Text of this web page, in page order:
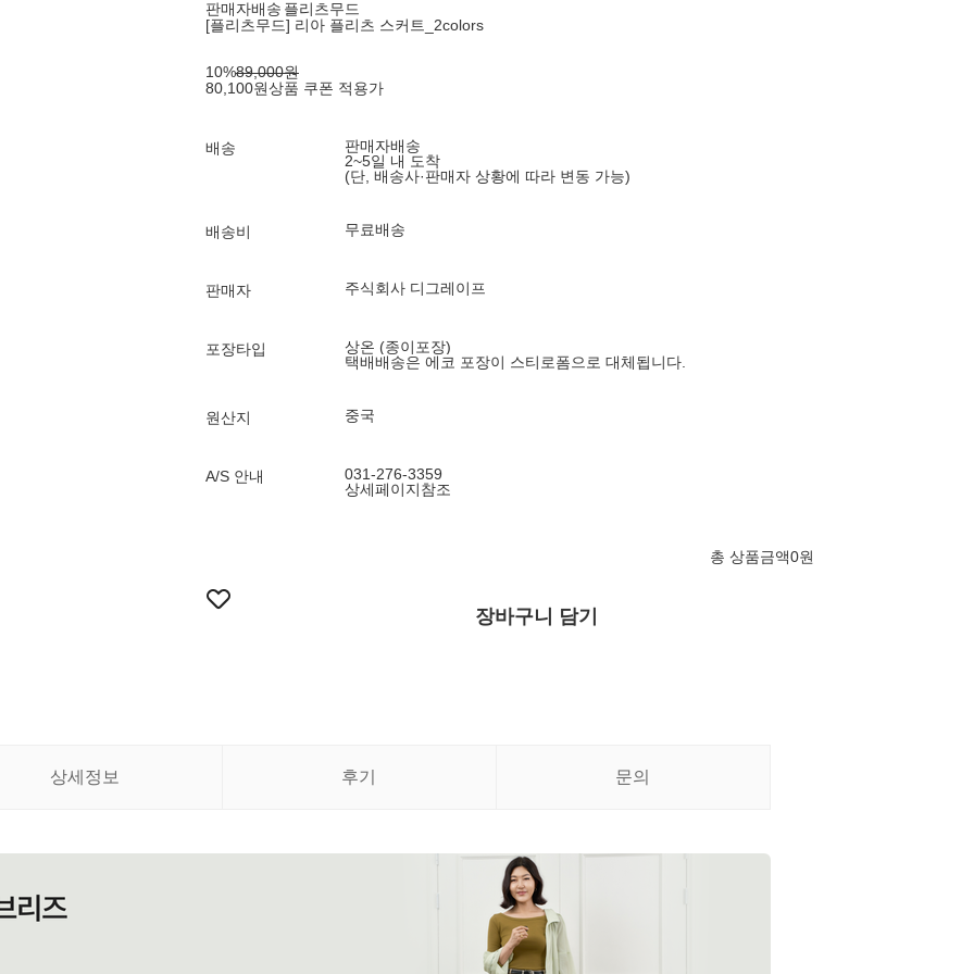
판매자배송 플리츠무드
[플리츠무드] 리아 플리츠 스커트_2colors
10%89,000원
80,100원상품 쿠폰 적용가
배송
판매자배송
2~5일 내 도착
(단, 배송사·판매자 상황에 따라 변동 가능)
배송비 무료배송
판매자 주식회사 디그레이프
포장타입
상온 (종이포장)
택배배송은 에코 포장이 스티로폼으로 대체됩니다.
원산지 중국
A/S 안내
031-276-3359
상세페이지참조
총 상품금액0원
장바구니 담기
상세정보 후기 문의